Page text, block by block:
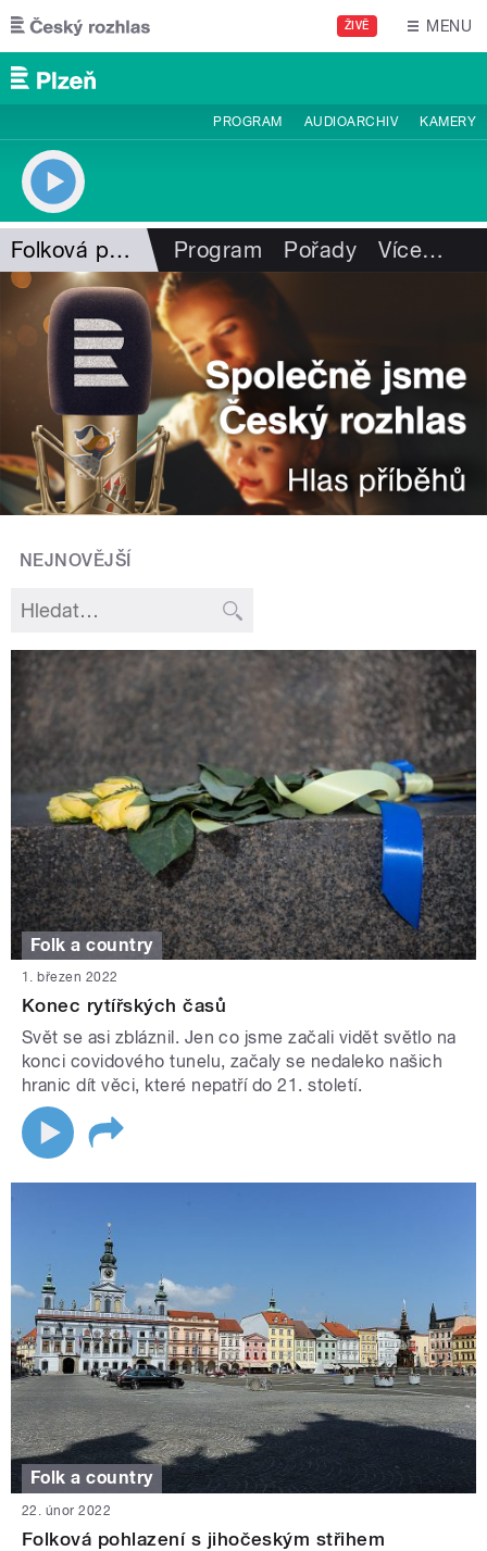
Přejít k hlavnímu obsahu
ŽIVĚ MENU
PROGRAM AUDIOARCHIV KAMERY
Folková pohlazení Program Pořady Více…
NEJNOVĚJŠÍ
Folk a country
1. březen 2022
Konec rytířských časů
Svět se asi zbláznil. Jen co jsme začali vidět světlo na
konci covidového tunelu, začaly se nedaleko našich
hranic dít věci, které nepatří do 21. století.
Folk a country
22. únor 2022
Folková pohlazení s jihočeským střihem